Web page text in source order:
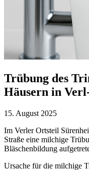
Trübung des
Häusern in
15. August 2025
Im Verler Ortsteil
Straße eine milchige
Bläschenbildung
Ursache für die milchige